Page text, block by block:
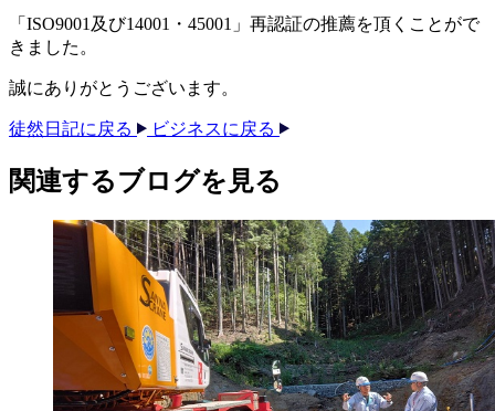
「ISO9001及び14001・45001」再認証の推薦を頂くことがで
きました。
誠にありがとうございます。
徒然日記に戻る ビジネスに戻る
関連する​ブログを​見る​